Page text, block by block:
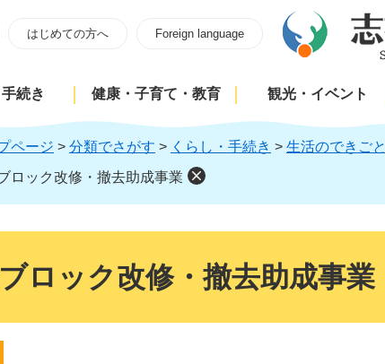
はじめての方へ Foreign language
続き 健康・子育て・教育 観光・イベント
ページ > 分類でさがす > くらし・手続き > 生活のできごと
ロック改修・撤去助成事業
ロック改修・撤去助成事業